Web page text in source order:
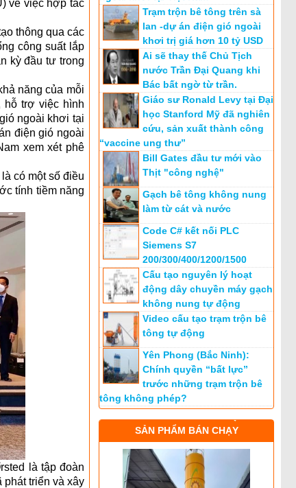
về việc hợp tác
thông qua các
công suất lắp
kỳ đầu tư trong
năng của mỗi
hỗ trợ việc hình
ngoài khơi tại
điện gió ngoài
xem xét phê
có một số điều
tính tiềm năng
là tập đoàn
triển và xây
Trạm trộn bê tông trên sà
lan -dự án điện gió ngoài
khơi trị giá hơn 10 tỷ USD
Ai sẽ thay thế Chủ Tịch
nước Trần Đại Quang khi
Bác bất ngờ từ trần.
Giáo sư Ronald Levy tại Đại
học Stanford Mỹ đã nghiên
cứu, sản xuất thành công
“vaccine ung thư”
Bill Gates đầu tư mới vào
Thịt "công nghệ"
Gạch bê tông không nung
làm từ cát và nước
Code C# kết nối PLC
Siemens S7
200/300/400/1200/1500
Cấu tạo nguyên lý hoạt
động dây chuyền máy gạch
không nung tự động
Video cấu tạo trạm trộn bê
tông tự động
Yên Phong (Bắc Ninh):
Chính quyền “bất lực”
trước những trạm trộn bê
tông không phép?
SẢN PHẨM BÁN CHẠY